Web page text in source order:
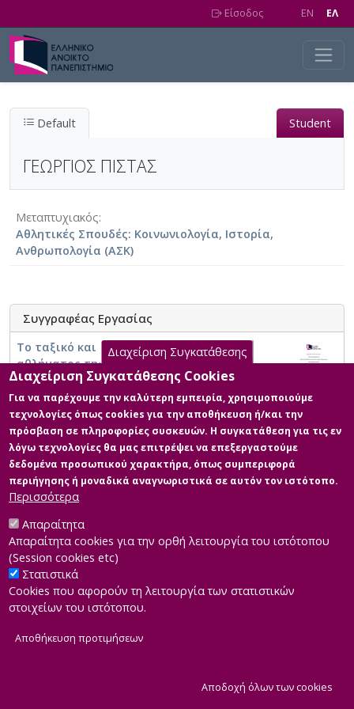
Είσοδος EN EΛ
Default Student
ΓΕΩΡΓΙΟΣ ΠΙΣΤΑΣ
Μεταπτυχιακός
Αθλητικές Σπουδές: Κοινωνιολογία, Ιστορία,
Ανθρωπολογία (ΑΣΚ)
Συγγραφέας Εργασίας
Το ταξικό και έμφυλο πρόσημο του
αθλήματος της αντισφαίρισης στην
ελληνική κοινωνία. Μια κριτική προσέγγιση
Developed byINTEROPTICS
Διαχείριση Συγκατάθεσης
Διαχείριση Συγκατάθεσης Cookies
Για να παρέχουμε την καλύτερη εμπειρία, χρησιμοποιούμε
τεχνολογίες όπως cookies για την αποθήκευση ή/και την
πρόσβαση σε πληροφορίες συσκευών. Η συγκατάθεση για τις εν
λόγω τεχνολογίες θα μας επιτρέψει να επεξεργαστούμε
δεδομένα προσωπικού χαρακτήρα, όπως συμπεριφορά
περιήγησης ή μοναδικά αναγνωριστικά σε αυτόν τον ιστότοπο.
Περισσότερα
Απαραίτητα
Απαραίτητα cookies για την ορθή λειτουργία του ιστότοπου
(Session cookies etc)
Στατιστικά
Cookies που αφορούν τη λειτουργία των στατιστικών
στοιχείων του ιστότοπου.
Αποθήκευση προτιμήσεων
Αποδοχή όλων των cookies